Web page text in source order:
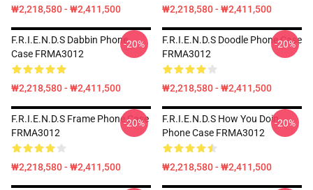
₩2,218,580 - ₩2,411,500 ₩2,218,580 - ₩2,411,500
F.R.I.E.N.D.S Dabbin Phone
Case FRMA3012
₩2,218,580 - ₩2,411,500
-20%
F.R.I.E.N.D.S Doodle Phone Case
FRMA3012
₩2,218,580 - ₩2,411,500
-20%
F.R.I.E.N.D.S Frame Phone Case
FRMA3012
₩2,218,580 - ₩2,411,500
-20%
F.R.I.E.N.D.S How You Doin
Phone Case FRMA3012
₩2,218,580 - ₩2,411,500
-20%